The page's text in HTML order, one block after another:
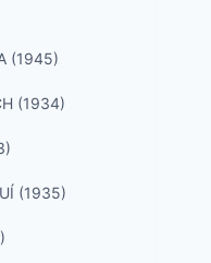
(1945)
(1934)
(1935)